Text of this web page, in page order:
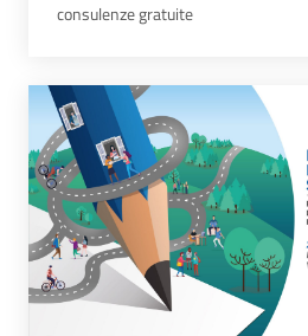
consulenze gratuite